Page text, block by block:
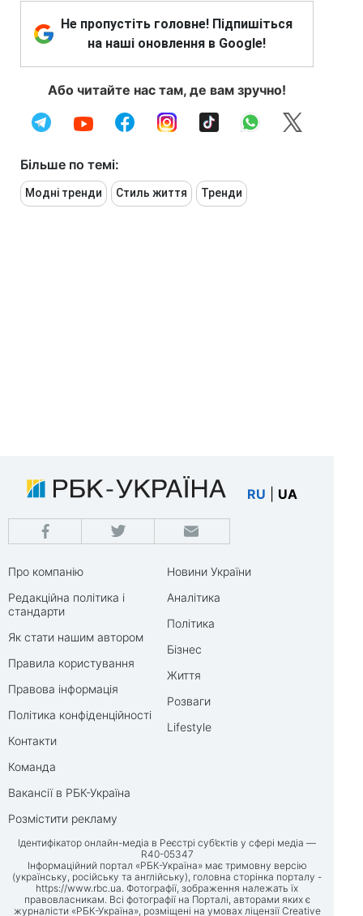
Не пропустіть головне! Підпишіться
на наші оновлення в Google!
Або читайте нас там, де вам зручно!
Більше по темі:
Модні тренди Стиль життя Тренди
RU UA
Про компанію
Редакційна політика і
стандарти
Як стати нашим автором
Правила користування
Правова інформація
Політика конфіденційності
Контакти
Команда
Вакансії в РБК-Україна
Розмістити рекламу
Новини України
Аналітика
Політика
Бізнес
Життя
Розваги
Lifestyle
Ідентифікатор онлайн-медіа в Реєстрі суб’єктів у сфері медіа —
R40-05347
Інформаційний портал «РБК-Україна» має тримовну версію
(українську, російську та англійську), головна сторінка порталу -
https://www.rbc.ua . Фотографії, зображення належать їх
правовласникам. Всі фотографії на Порталі, авторами яких є
журналісти «РБК-Україна», розміщені на умовах ліцензії Creative